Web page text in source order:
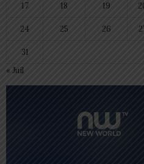
17 18 19
24 25 26
31
« Juil